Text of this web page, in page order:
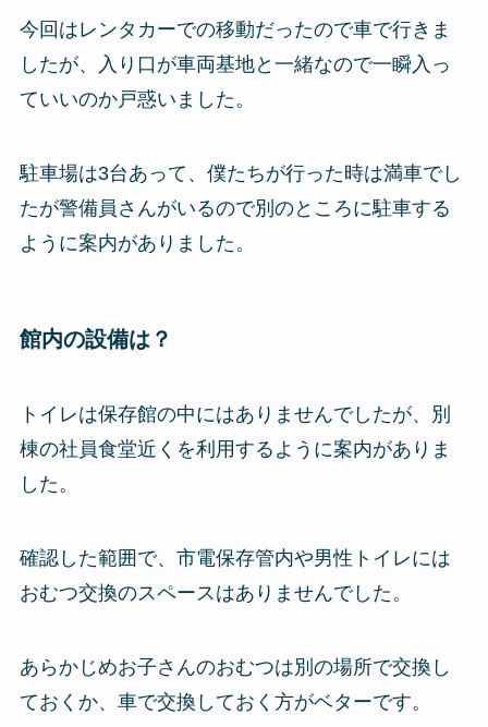
今回はレンタカーでの移動だったので車で行きま
したが、入り口が車両基地と一緒なので一瞬入っ
ていいのか戸惑いました。
駐車場は3台あって、僕たちが行った時は満車でし
たが警備員さんがいるので別のところに駐車する
ように案内がありました。
館内の設備は？
トイレは保存館の中にはありませんでしたが、別
棟の社員食堂近くを利用するように案内がありま
した。
確認した範囲で、市電保存管内や男性トイレには
おむつ交換のスペースはありませんでした。
あらかじめお子さんのおむつは別の場所で交換し
ておくか、車で交換しておく方がベターです。